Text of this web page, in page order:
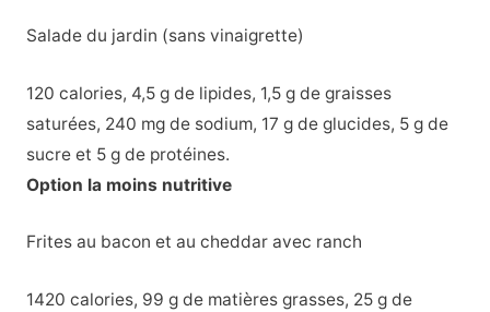
Salade du jardin (sans vinaigrette)
120 calories, 4,5 g de lipides, 1,5 g de graisses
saturées, 240 mg de sodium, 17 g de glucides, 5 g de
sucre et 5 g de protéines.
Option la moins nutritive
Frites au bacon et au cheddar avec ranch
1420 calories, 99 g de matières grasses, 25 g de